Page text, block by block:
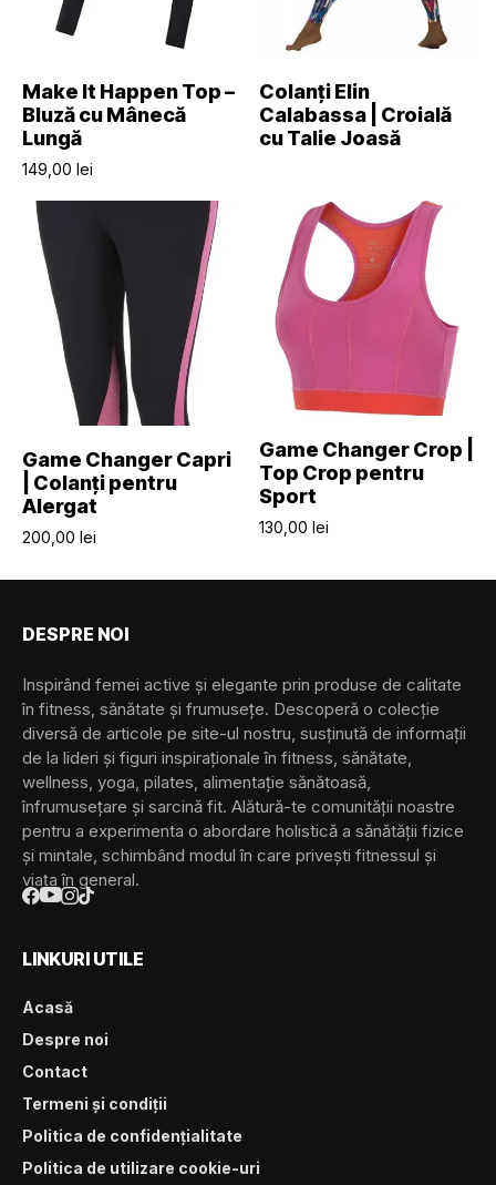
SELECTEAZĂ OPȚIUNILE
Make It Happen Top –
Bluză cu Mânecă
Lungă
149,00 lei
CITEȘTE MAI MULT
Colanți Elin
Calabassa | Croială
cu Talie Joasă
SELECTEAZĂ OPȚIUNILE
Game Changer Capri
| Colanți pentru
Alergat
200,00 lei
SELECTEAZĂ OPȚIUNILE
Game Changer Crop |
Top Crop pentru
Sport
130,00 lei
DESPRE NOI
Inspirând femei active și elegante prin produse de calitate
în fitness, sănătate și frumusețe. Descoperă o colecție
diversă de articole pe site-ul nostru, susținută de informații
de la lideri și figuri inspiraționale în fitness, sănătate,
wellness, yoga, pilates, alimentație sănătoasă,
înfrumusețare și sarcină fit. Alătură-te comunității noastre
pentru a experimenta o abordare holistică a sănătății fizice
și mintale, schimbând modul în care privești fitnessul și
viața în general.
LINKURI UTILE
Acasă
Despre noi
Contact
Termeni și condiții
Politica de confidențialitate
Politica de utilizare cookie-uri